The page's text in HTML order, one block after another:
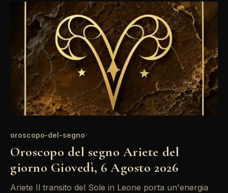
oggi. La giornata si presenta intensa per chi è
oroscopo-del-segno
Oroscopo del segno Ariete del
giorno Giovedì, 6 Agosto 2026
Ariete Il transito del Sole in Leone porta un'energia